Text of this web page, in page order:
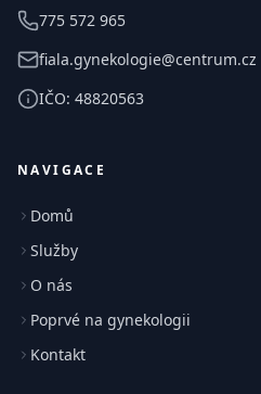
775 572 965
fiala.gynekologie@centrum.cz
IČO: 48820563
NAVIGACE
Domů
Služby
O nás
Poprvé na gynekologii
Kontakt